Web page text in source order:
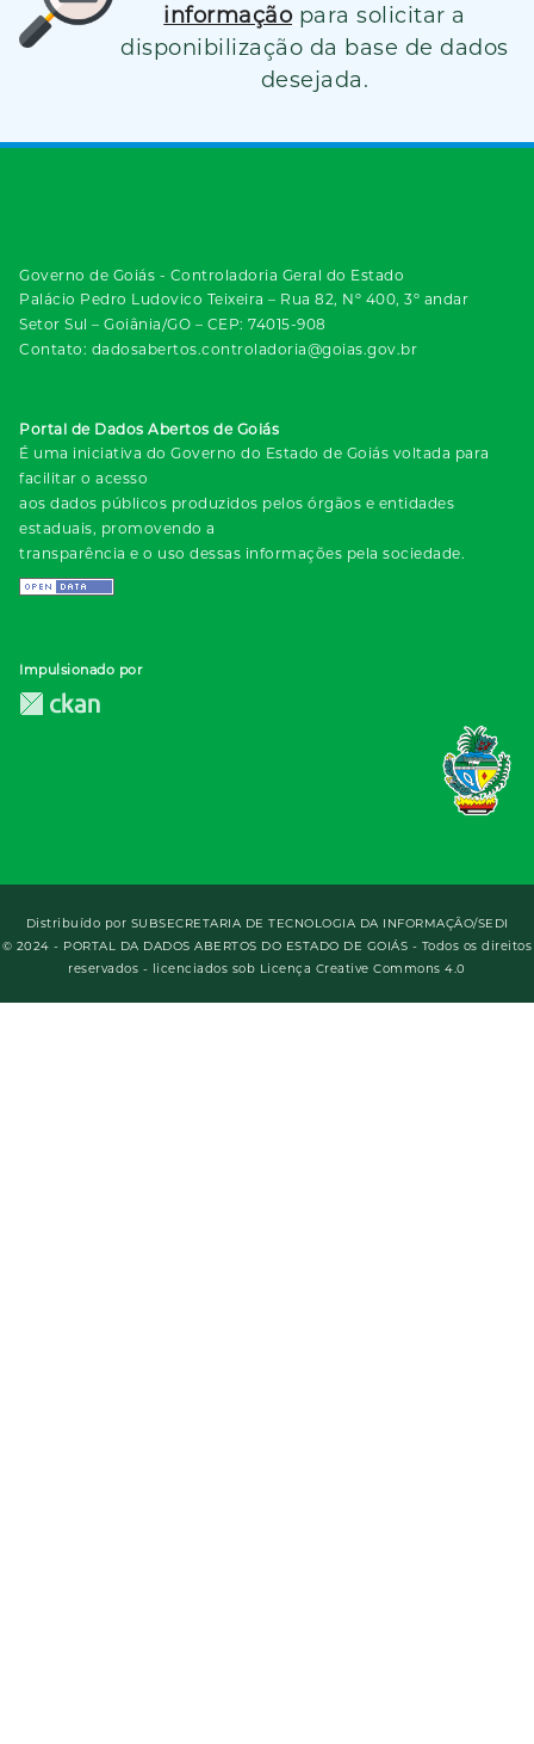
informação para solicitar a
disponibilização da base de dados
desejada.
Governo de Goiás - Controladoria Geral do Estado
Palácio Pedro Ludovico Teixeira – Rua 82, Nº 400, 3º andar
Setor Sul – Goiânia/GO – CEP: 74015-908
Contato: dadosabertos.controladoria@goias.gov.br
Portal de Dados Abertos de Goiás
É uma iniciativa do Governo do Estado de Goiás voltada para
facilitar o acesso
aos dados públicos produzidos pelos órgãos e entidades
estaduais, promovendo a
transparência e o uso dessas informações pela sociedade.
Impulsionado por
Distribuído por SUBSECRETARIA DE TECNOLOGIA DA INFORMAÇÃO/SEDI
© 2024 - PORTAL DA DADOS ABERTOS DO ESTADO DE GOIÁS - Todos os direitos
reservados - licenciados sob Licença Creative Commons 4.0